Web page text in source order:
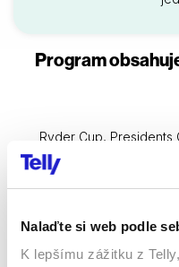
Nalaďte si web podle
K lepšímu zážitku z
Program
Ryder Cup, Presidents
Další sportovní